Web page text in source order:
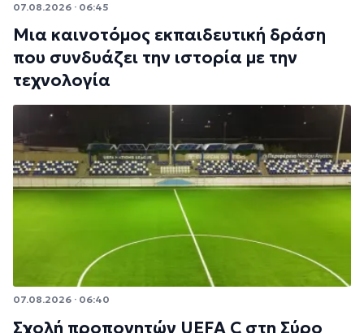
07.08.2026 · 06:45
Μια καινοτόμος εκπαιδευτική δράση
που συνδυάζει την ιστορία με την
τεχνολογία
07.08.2026 · 06:40
Σχολή προπονητών UEFA C στη Σύρο